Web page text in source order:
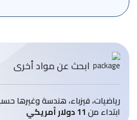
ابحث عن مواد أخرى
رياضيات، فيزباء، هندسة وغيرها
ابتداء من11 دولار أمريكي